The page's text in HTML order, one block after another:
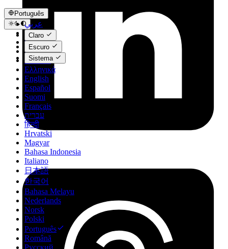
Português
عربي
Català
Čeština
Dansk
Deutsch
Ελληνικά
English
Español
Suomi
Français
עברית
हिन्दी
Hrvatski
Magyar
Bahasa Indonesia
Italiano
日本語
한국어
Bahasa Melayu
Nederlands
Norsk
Polski
Português
Română
Русский
Claro
Escuro
Sistema